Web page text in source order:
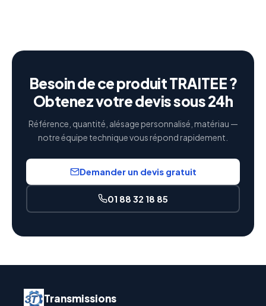
Besoin de ce produit TRAITEE ?
Obtenez votre devis sous 24h
Référence, quantité, alésage personnalisé, matériau —
notre équipe technique vous répond rapidement.
Demander un devis gratuit
01 88 32 18 85
Transmissions